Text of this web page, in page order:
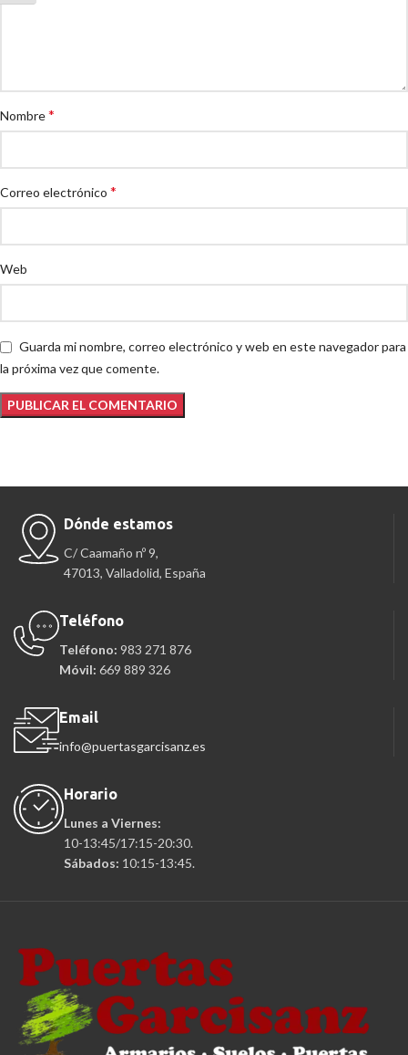
Nombre*
Correo electrónico *
Web
Guarda mi nombre, correo electrónico y web en este navegador para
la próxima vez que comente.
Dónde estamos
C/ Caamaño nº 9,
47013, Valladolid, España
Teléfono
Teléfono: 983 271 876
Móvil: 669 889 326
Email
info@puertasgarcisanz.es
Horario
Lunes a Viernes:
10-13:45/17:15-20:30.
Sábados: 10:15-13:45.